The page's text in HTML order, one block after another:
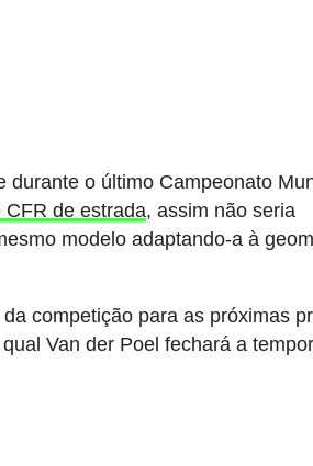
durante o último Campeonato
de estrada, assim não seria
modelo adaptando-a à
competição para as próximas
Van der Poel fechará a